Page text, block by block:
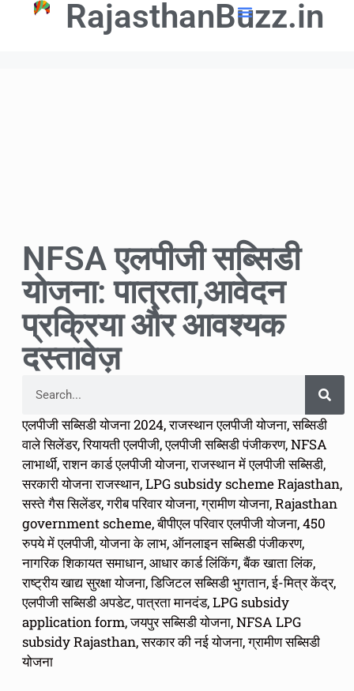
RajasthanBuzz.in
NFSA एलपीजी सब्सिडी
योजना: पात्रता,आवेदन
प्रक्रिया और आवश्यक
दस्तावेज़
एलपीजी सब्सिडी योजना 2024, राजस्थान एलपीजी योजना, सब्सिडी
वाले सिलेंडर, रियायती एलपीजी, एलपीजी सब्सिडी पंजीकरण, NFSA
लाभार्थी, राशन कार्ड एलपीजी योजना, राजस्थान में एलपीजी सब्सिडी,
सरकारी योजना राजस्थान, LPG subsidy scheme Rajasthan,
सस्ते गैस सिलेंडर, गरीब परिवार योजना, ग्रामीण योजना, Rajasthan
government scheme, बीपीएल परिवार एलपीजी योजना, 450
रुपये में एलपीजी, योजना के लाभ, ऑनलाइन सब्सिडी पंजीकरण,
नागरिक शिकायत समाधान, आधार कार्ड लिंकिंग, बैंक खाता लिंक,
राष्ट्रीय खाद्य सुरक्षा योजना, डिजिटल सब्सिडी भुगतान, ई-मित्र केंद्र,
एलपीजी सब्सिडी अपडेट, पात्रता मानदंड, LPG subsidy
application form, जयपुर सब्सिडी योजना, NFSA LPG
subsidy Rajasthan, सरकार की नई योजना, ग्रामीण सब्सिडी
योजना